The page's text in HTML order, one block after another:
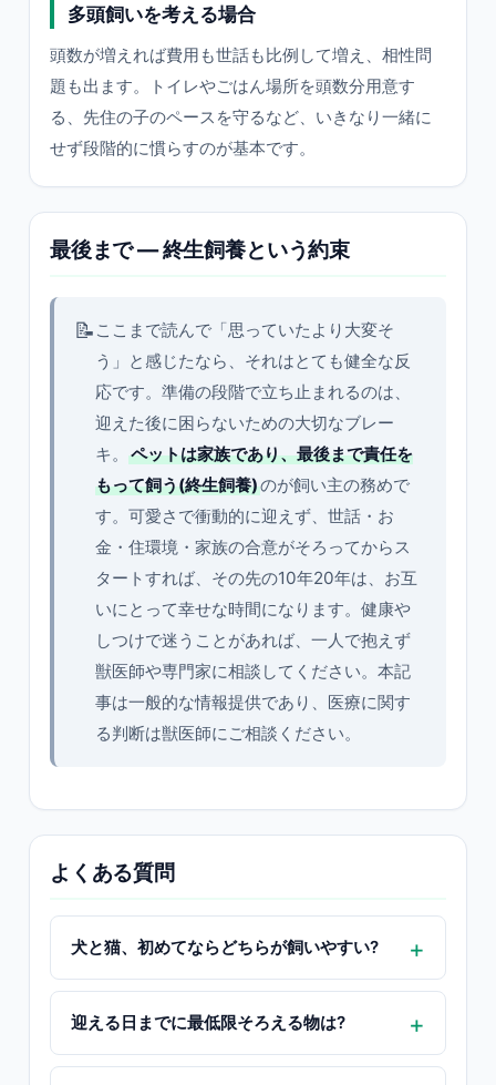
多頭飼いを考える場合
頭数が増えれば費用も世話も比例して増え、相性問
題も出ます。トイレやごはん場所を頭数分用意す
る、先住の子のペースを守るなど、いきなり一緒に
せず段階的に慣らすのが基本です。
最後まで — 終生飼養という約束
📝 ここまで読んで「思っていたより大変そ
う」と感じたなら、それはとても健全な反
応です。準備の段階で立ち止まれるのは、
迎えた後に困らないための大切なブレー
キ。
ペットは家族であり、最後まで責任を
もって飼う(終生飼養)のが飼い主の務めで
す。可愛さで衝動的に迎えず、世話・お
金・住環境・家族の合意がそろってからス
タートすれば、その先の10年20年は、お互
いにとって幸せな時間になります。健康や
しつけで迷うことがあれば、一人で抱えず
獣医師や専門家に相談してください。本記
事は一般的な情報提供であり、医療に関す
る判断は獣医師にご相談ください。
よくある質問
犬と猫、初めてならどちらが飼いやすい?
迎える日までに最低限そろえる物は?